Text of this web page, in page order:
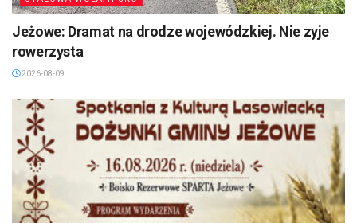
Jeżowe: Dramat na drodze wojewódzkiej. Nie zyje
rowerzysta
2026-08-09